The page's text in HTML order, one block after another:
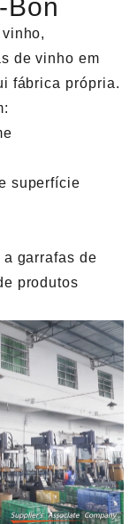
Bon
de vinho em
fábrica própria.
superfície
garrafas de
produtos